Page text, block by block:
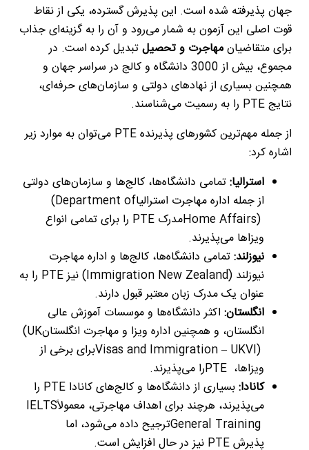
جهان پذیرفته شده است. این پذیرش گسترده، یکی از نقاط
قوت اصلی این آزمون به شمار می‌رود و آن را به گزینه‌ای جذاب
برای متقاضیانمهاجرت و تحصیلتبدیل کرده است. در
مجموع، بیش از 3000 دانشگاه و کالج در سراسر جهان و
همچنین بسیاری از نهادهای دولتی و سازمان‌های حرفه‌ای،
نتایجPTE را به رسمیت می‌شناسند.
از جمله مهم‌ترین کشورهای پذیرندهPTE می‌توان به موارد زیر
اشاره کرد:
استرالیا:تمامی دانشگاه‌ها، کالج‌ها و سازمان‌های دولتی
از جمله اداره مهاجرت استرالیا(Department of
Home Affairs)مدرک PTE را برای تمامی انواع
ویزاها می‌پذیرند.
نیوزلند:تمامی دانشگاه‌ها، کالج‌ها و اداره مهاجرت
نیوزلند (Immigration New Zealand)نیزPTE را به
عنوان یک مدرک زبان معتبر قبول دارند.
انگلستان: اکثر دانشگاه‌ها و موسسات آموزش عالی
انگلستان، و همچنین اداره ویزا و مهاجرت انگلستان(UK
Visas and Immigration – UKVI)برای برخی از
ویزاها، PTEرا می‌پذیرند.
کانادا:بسیاری از دانشگاه‌ها و کالج‌های کانادا PTE را
می‌پذیرند، هرچند برای اهداف مهاجرتی، معمولاًIELTS
General Trainingترجیح داده می‌شود، اما
پذیرشPTE نیز در حال افزایش است.